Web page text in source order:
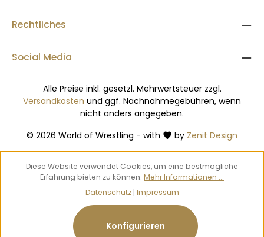
Rechtliches
Social Media
© 2026 World of Wrestling - with by Zenit Design
Alle Preise inkl. gesetzl. Mehrwertsteuer zzgl.
Versandkosten und ggf. Nachnahmegebühren, wenn
nicht anders angegeben.
Diese Website verwendet Cookies, um eine bestmögliche
Erfahrung bieten zu können. Mehr Informationen ...
Datenschutz| Impressum
Konfigurieren